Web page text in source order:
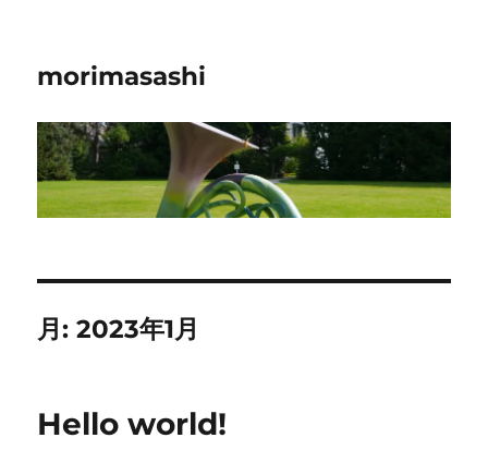
morimasashi
月:2023年1月
Hello world!